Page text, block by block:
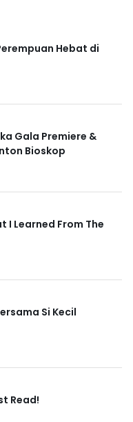
Hebat di
Gala Premiere &
Bioskop
I Learned From The
Si Kecil
Read!